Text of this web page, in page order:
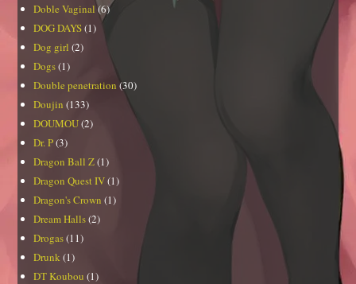
Doble Vaginal(6)
DOG DAYS(1)
Dog girl (2)
Dogs(1)
Double penetration (30)
Doujin (133)
DOUMOU(2)
Dr. P(3)
Dragon Ball Z(1)
Dragon Quest IV(1)
Dragon's Crown (1)
Dream Halls(2)
Drogas(11)
Drunk (1)
DT Koubou (1)